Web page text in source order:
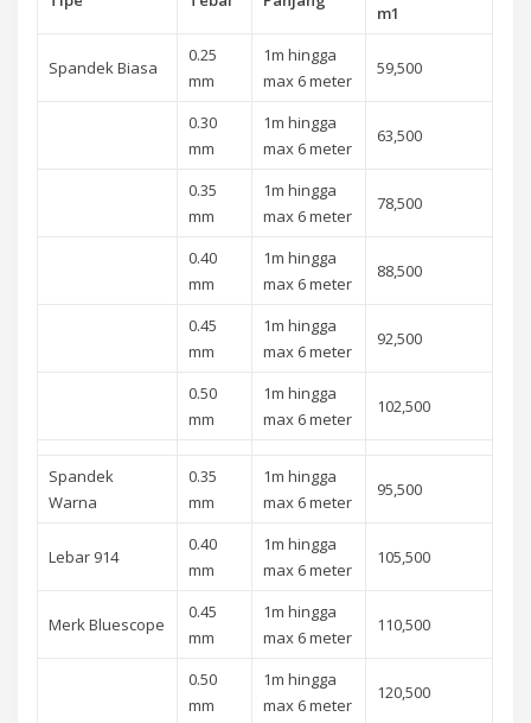
m1
Spandek Biasa
0.25
mm
1m hingga
max 6 meter
59,500
0.30
mm
1m hingga
max 6 meter
63,500
0.35
mm
1m hingga
max 6 meter
78,500
0.40
mm
1m hingga
max 6 meter
88,500
0.45
mm
1m hingga
max 6 meter
92,500
0.50
mm
1m hingga
max 6 meter
102,500
Spandek
Warna
0.35
mm
1m hingga
max 6 meter
95,500
Lebar 914
0.40
mm
1m hingga
max 6 meter
105,500
Merk Bluescope
0.45
mm
1m hingga
max 6 meter
110,500
0.50
mm
1m hingga
max 6 meter
120,500